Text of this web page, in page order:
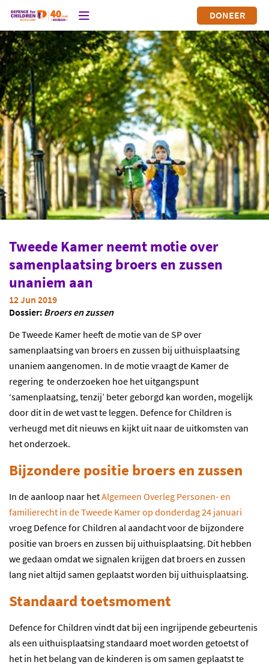
DONEER
Tweede Kamer neemt motie over
samenplaatsing broers en zussen
unaniem aan
12 Jun 2019
Dossier: Broers en zussen
De Tweede Kamer heeft de motie van de SP over
samenplaatsing van broers en zussen bij uithuisplaatsing
unaniem aangenomen. In de motie vraagt de Kamer de
regering te onderzoeken hoe het uitgangspunt
‘samenplaatsing, tenzij’ beter geborgd kan worden, mogelijk
door dit in de wet vast te leggen. Defence for Children is
verheugd met dit nieuws en kijkt uit naar de uitkomsten van
het onderzoek.
Bijzondere positie broers en zussen
In de aanloop naar hetAlgemeen Overleg Personen- en
familierecht in de Tweede Kamer op donderdag 24 januari
vroeg Defence for Children al aandacht voor de bijzondere
positie van broers en zussen bij uithuisplaatsing. Dit hebben
we gedaan omdat we signalen krijgen dat broers en zussen
lang niet altijd samen geplaatst worden bij uithuisplaatsing.
Standaard toetsmoment
Defence for Children vindt dat bij een ingrijpende gebeurtenis
als een uithuisplaatsing standaard moet worden getoetst of
het in het belang van de kinderen is om samen geplaatst te